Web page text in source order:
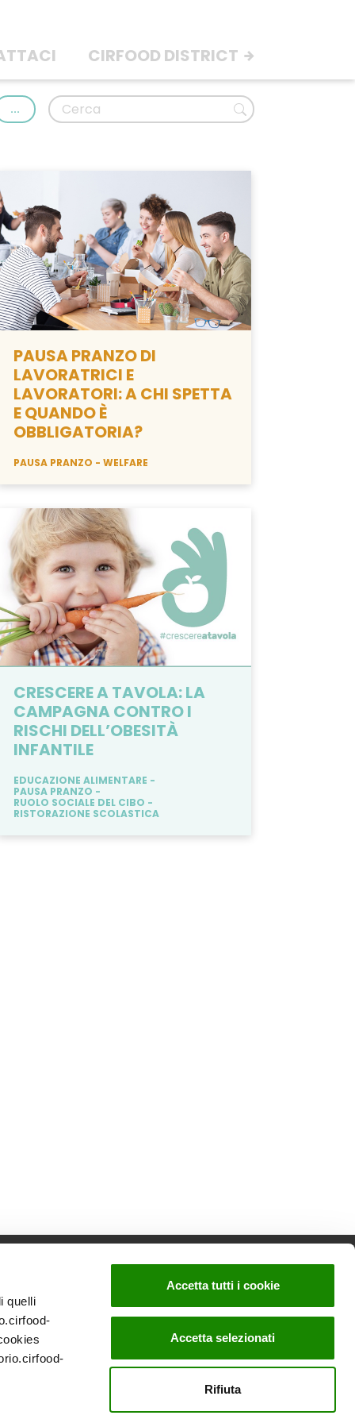
quelli
Accetta tutti i cookie
Accetta selezionati
Rifiuta
CIRFOOD DISTRICT
...
PAUSA PRANZO DI
LAVORATRICI E
LAVORATORI: A CHI SPETTA
E QUANDO È
OBBLIGATORIA?
PAUSA PRANZO WELFARE
CRESCERE A TAVOLA: LA
CAMPAGNA CONTRO I
RISCHI DELL’OBESITÀ
INFANTILE
EDUCAZIONE ALIMENTARE
PAUSA PRANZO
RUOLO SOCIALE DEL CIBO
RISTORAZIONE SCOLASTICA
www.cirfood.com
Protection Officer (DPO): Avv. Silvia